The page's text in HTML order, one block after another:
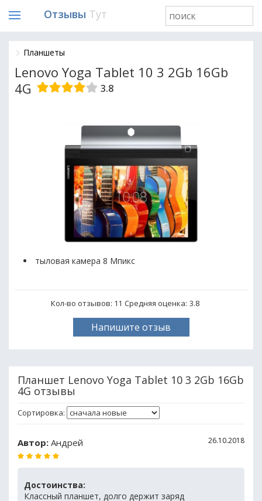
Отзывы Тут
Планшеты
Lenovo Yoga Tablet 10 3 2Gb 16Gb
4G
3.8
тыловая камера 8 Мпикс
Кол-во отзывов: 11 Средняя оценка: 3.8
Напишите отзыв
Планшет Lenovo Yoga Tablet 10 3 2Gb 16Gb
4G отзывы
Сортировка:
Автор: Андрей 26.10.2018
Достоинства:
Классный планшет, долго держит заряд